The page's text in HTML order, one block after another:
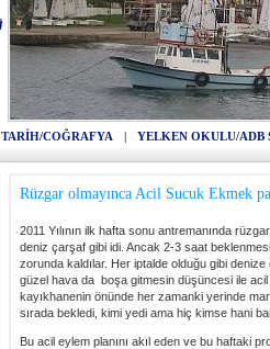
TARİH/COĞRAFYA |
YELKEN OKULU/ADB
Rüzgar olmayınca Acil Sucuk Ekmek
2011 Yılının ilk hafta sonu antremanında
deniz çarşaf gibi idi. Ancak 2-3 saat
zorunda kaldılar. Her iptalde olduğu gibi
güzel hava da boşa gitmesin düşüncesi ile acil
kayıkhanenin önünde her zamanki yerinde
sırada bekledi, kimi yedi ama hiç kimse hani
Bu acil eylem planını akıl eden ve bu haftaki